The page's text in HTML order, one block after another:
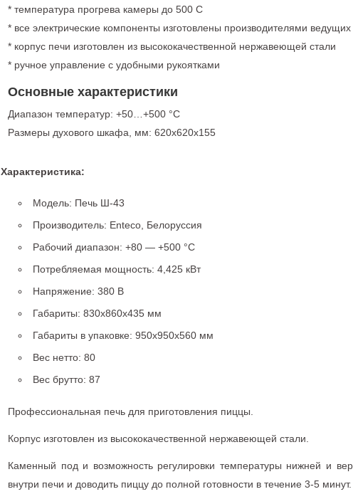
* температура прогрева камеры до 500 С
* все электрические компоненты изготовлены производителями
* корпус печи изготовлен из высококачественной нержавеющей стали
* ручное управление с удобными рукоятками
Основные характеристики
Диапазон температур: +50…+500 °С
Размеры духового шкафа, мм: 620х620х155
Характеристика:
Модель: Печь Ш-43
Производитель: Enteco, Белоруссия
Рабочий диапазон: +80 — +500 °С
Потребляемая мощность: 4,425 кВт
Напряжение: 380 В
Габариты: 830х860х435 мм
Габариты в упаковке: 950х950х560 мм
Вес нетто: 80
Вес брутто: 87
Профессиональная печь для приготовления пиццы.
Корпус изготовлен из высококачественной нержавеющей стали.
Каменный под и возможность регулировки температуры нижней и
внутри печи и доводить пиццу до полной готовности в течение 3-5 минут.